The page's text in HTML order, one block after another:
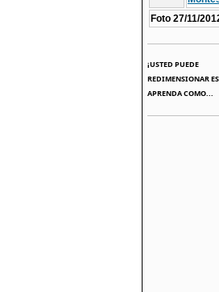
Foto 27/11/
¡USTED PUEDE
REDIMENSIONAR
APRENDA COMO...